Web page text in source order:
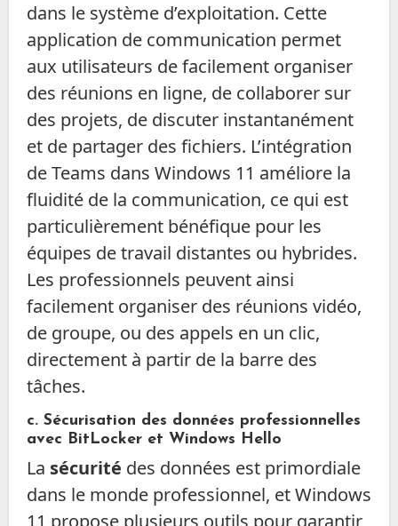
dans le système d’exploitation. Cette
application de communication permet
aux utilisateurs de facilement organiser
des réunions en ligne, de collaborer sur
des projets, de discuter instantanément
et de partager des fichiers. L’intégration
de Teams dans Windows 11 améliore la
fluidité de la communication, ce qui est
particulièrement bénéfique pour les
équipes de travail distantes ou hybrides.
Les professionnels peuvent ainsi
facilement organiser des réunions vidéo,
de groupe, ou des appels en un clic,
directement à partir de la barre des
tâches.
c. Sécurisation des données professionnelles
avec
BitLockeret Windows Hello
La sécurité des données est primordiale
dans le monde professionnel, et Windows
11 propose plusieurs outils pour garantir